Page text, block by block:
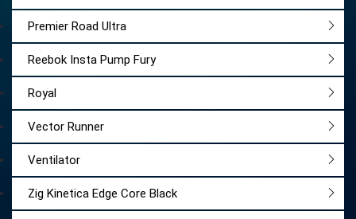
Premier Road Ultra
Reebok Insta Pump Fury
Royal
Vector Runner
Ventilator
Zig Kinetica Edge Core Black